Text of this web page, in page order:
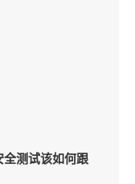
全测试该如何跟